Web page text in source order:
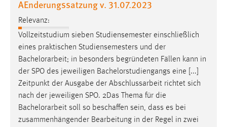
AEnderungssatzung v. 31.07.2023
Relevanz:
Vollzeitstudium sieben Studiensemester einschließlich
eines praktischen Studiensemesters und der
Bachelorarbeit; in besonders begründeten Fällen kann in
der SPO des jeweiligen Bachelorstudiengangs eine [...]
Zeitpunkt der Ausgabe der Abschlussarbeit richtet sich
nach der jeweiligen SPO. 2Das Thema für die
Bachelorarbeit soll so beschaffen sein, dass es bei
zusammenhängender Bearbeitung in der Regel in zwei